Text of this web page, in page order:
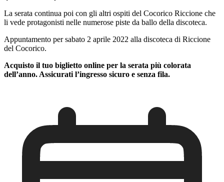
La serata continua poi con gli altri ospiti del Cocorico Riccione che
li vede protagonisti nelle numerose piste da ballo della discoteca.
Appuntamento per sabato 2 aprile 2022 alla discoteca di Riccione
del Cocorico.
Acquisto il tuo biglietto online per la serata più colorata
dell’anno. Assicurati l’ingresso sicuro e senza fila.